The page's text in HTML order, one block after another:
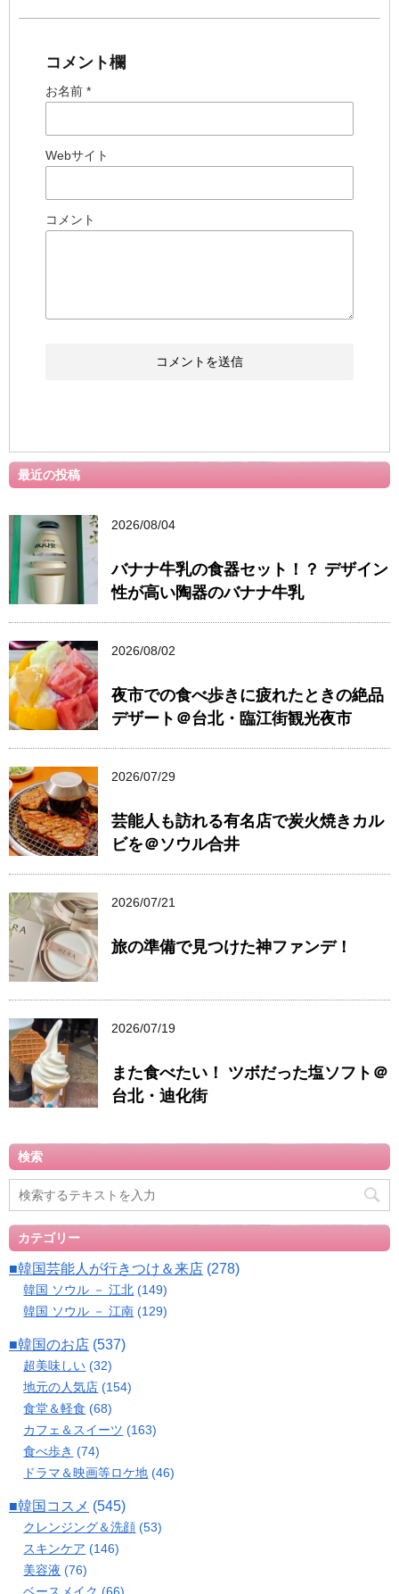
コメント欄
お名前 *
Webサイト
コメント
最近の投稿
2026/08/04
バナナ牛乳の食器セット！？ デザイン
性が高い陶器のバナナ牛乳
2026/08/02
夜市での食べ歩きに疲れたときの絶品
デザート＠台北・臨江街観光夜市
2026/07/29
芸能人も訪れる有名店で炭火焼きカル
ビを＠ソウル合井
2026/07/21
旅の準備で見つけた神ファンデ！
2026/07/19
また食べたい！ ツボだった塩ソフト＠
台北・迪化街
検索
カテゴリー
■韓国芸能人が行きつけ＆来店 (278)
韓国 ソウル － 江北 (149)
韓国 ソウル － 江南 (129)
■韓国のお店 (537)
超美味しい (32)
地元の人気店 (154)
食堂＆軽食 (68)
カフェ＆スイーツ (163)
食べ歩き (74)
ドラマ＆映画等ロケ地 (46)
■韓国コスメ (545)
クレンジング＆洗顔 (53)
スキンケア (146)
美容液 (76)